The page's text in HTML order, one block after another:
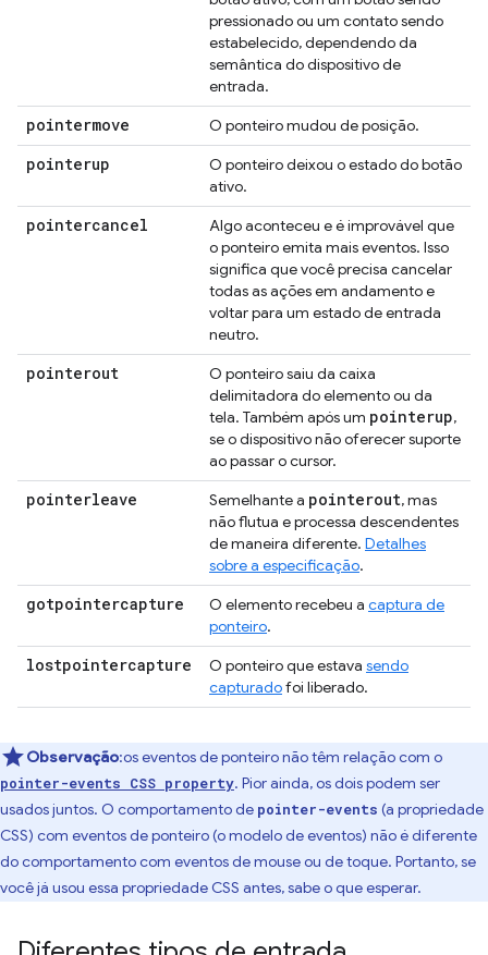
pressionado ou um contato sendo
estabelecido, dependendo da
semântica do dispositivo de
entrada.
pointermove O ponteiro mudou de posição.
pointerup
O ponteiro deixou o estado do botão
ativo.
pointercancel
Algo aconteceu e é improvável que
o ponteiro emita mais eventos. Isso
significa que você precisa cancelar
todas as ações em andamento e
voltar para um estado de entrada
neutro.
pointerout
O ponteiro saiu da caixa
delimitadora do elemento ou da
tela. Também após um pointerup,
se o dispositivo não oferecer suporte
ao passar o cursor.
pointerleave Semelhante a pointerout, mas
não flutua e processa descendentes
de maneira diferente. Detalhes
sobre a especificação.
gotpointercapture O elemento recebeu a captura de
ponteiro.
lostpointercapture O ponteiro que estava sendo
capturadofoi liberado.
Observação:os eventos de ponteiro não têm relação com o
pointer-events CSS property. Pior ainda, os dois podem ser
usados juntos. O comportamento de pointer-events (a propriedade
CSS) com eventos de ponteiro (o modelo de eventos) não é diferente
do comportamento com eventos de mouse ou de toque. Portanto, se
você já usou essa propriedade CSS antes, sabe o que esperar.